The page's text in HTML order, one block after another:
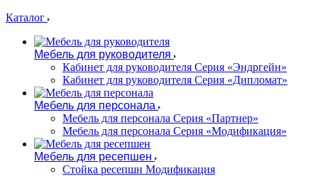
Каталог
Мебель для руководителя
Кабинет для руководителя Серия «Эндргейн»
Кабинет для руководителя Серия «Дипломат»
Мебель для персонала
Мебель для персонала Серия «Партнер»
Мебель для персонала Серия «Модификация»
Мебель для ресепшен
Стойка ресепшн Модификация